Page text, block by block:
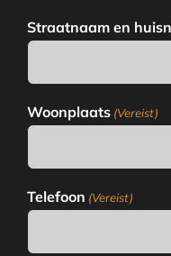
Straatnaam en
Woonplaats (Vereist)
Telefoon (Vereist)